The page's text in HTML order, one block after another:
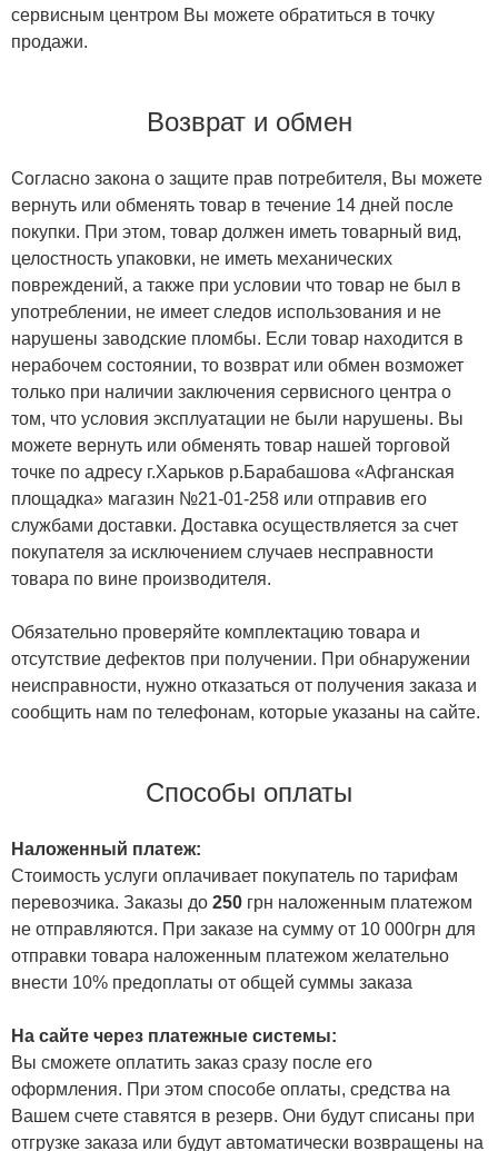
сервисным центром Вы можете обратиться в точку
продажи.
Возврат и обмен
Согласно закона о защите прав потребителя, Вы можете
вернуть или обменять товар в течение 14 дней после
покупки. При этом, товар должен иметь товарный вид,
целостность упаковки, не иметь механических
повреждений, а также при условии что товар не был в
употреблении, не имеет следов использования и не
нарушены заводские пломбы. Если товар находится в
нерабочем состоянии, то возврат или обмен возможет
только при наличии заключения сервисного центра о
том, что условия эксплуатации не были нарушены. Вы
можете вернуть или обменять товар нашей торговой
точке по адресу г.Харьков р.Барабашова «Афганская
площадка» магазин №21-01-258 или отправив его
службами доставки. Доставка осуществляется за счет
покупателя за исключением случаев несправности
товара по вине производителя.
Обязательно проверяйте комплектацию товара и
отсутствие дефектов при получении. При обнаружении
неисправности, нужно отказаться от получения заказа и
сообщить нам по телефонам, которые указаны на сайте.
Способы оплаты
Наложенный платеж:
Стоимость услуги оплачивает покупатель по тарифам
перевозчика. Заказы до 250 грн наложенным платежом
не отправляются. При заказе на сумму от 10 000грн для
отправки товара наложенным платежом желательно
внести 10% предоплаты от общей суммы заказа
На сайте через платежные системы:
Вы сможете оплатить заказ сразу после его
оформления. При этом способе оплаты, средства на
Вашем счете ставятся в резерв. Они будут списаны при
отгрузке заказа или будут автоматически возвращены на